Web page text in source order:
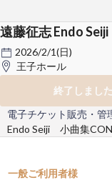
遠藤征志 Endo
2026/2/1(日)
王子ホール
終了しました
電子チケット販売・管
Endo Seiji 小曲集
一般ご利用者様